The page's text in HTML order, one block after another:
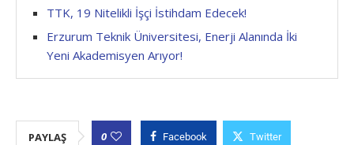
TTK, 19 Nitelikli İşçi İstihdam Edecek!
Erzurum Teknik Üniversitesi, Enerji Alanında İki
Yeni Akademisyen Arıyor!
PAYLAŞ 0 Facebook Twitter